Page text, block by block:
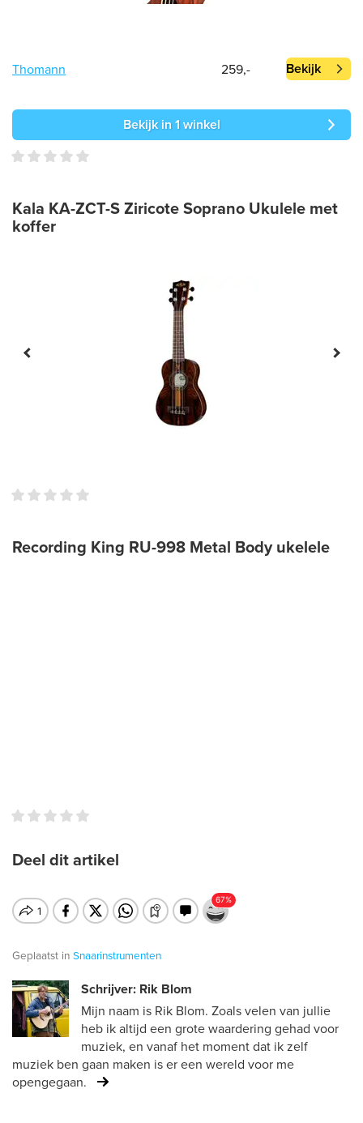
Thomann 259,- Bekijk
Bekijk in 1 winkel
Kala KA-ZCT-S Ziricote Soprano Ukulele met
koffer
Recording King RU-998 Metal Body ukelele
Deel dit artikel
Geplaatst in Snaarinstrumenten
Schrijver: Rik Blom
Mijn naam is Rik Blom. Zoals velen van jullie
heb ik altijd een grote waardering gehad voor
muziek, en vanaf het moment dat ik zelf
muziek ben gaan maken is er een wereld voor me
opengegaan.